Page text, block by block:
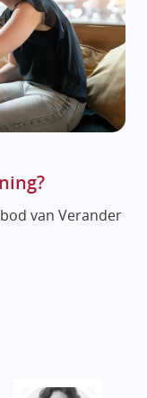
van Verander